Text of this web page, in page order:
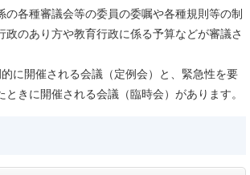
各種審議会等の委員の委嘱や各種規則等の制
政のあり方や教育行政に係る予算などが審議さ
に開催される会議（定例会）と、緊急性を要
きに開催される会議（臨時会）があります。